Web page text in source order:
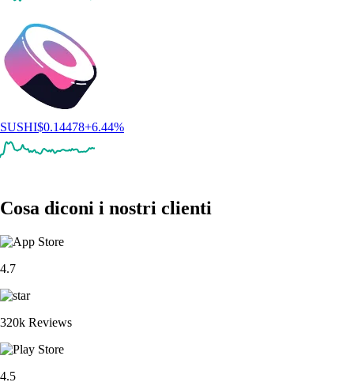
SUSHI$0.14478+6.44%
Cosa diconi i nostri clienti
4.7
320k Reviews
4.5